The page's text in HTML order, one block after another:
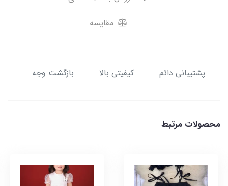
مقایسه
پشتیبانی دائم کیفیتی بالا بازگشت وجه
محصولات مرتبط